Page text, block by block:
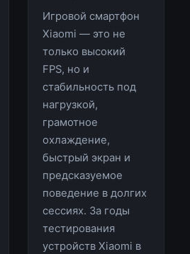
Игровой смартфон
Xiaomi — это не
только высокий
FPS, но и
стабильность под
нагрузкой,
грамотное
охлаждение,
быстрый экран и
предсказуемое
поведение в долгих
сессиях. За годы
тестирования
устройств Xiaomi в